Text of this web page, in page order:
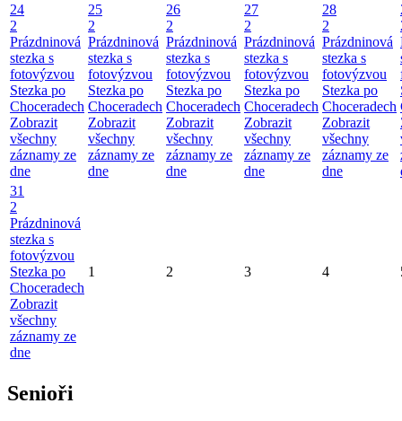
24
2
Prázdninová
stezka s
fotovýzvou
Stezka po
Choceradech
Zobrazit
všechny
záznamy ze
dne
25
2
Prázdninová
stezka s
fotovýzvou
Stezka po
Choceradech
Zobrazit
všechny
záznamy ze
dne
26
2
Prázdninová
stezka s
fotovýzvou
Stezka po
Choceradech
Zobrazit
všechny
záznamy ze
dne
27
2
Prázdninová
stezka s
fotovýzvou
Stezka po
Choceradech
Zobrazit
všechny
záznamy ze
dne
28
2
Prázdninová
stezka s
fotovýzvou
Stezka po
Choceradech
Zobrazit
všechny
záznamy ze
dne
31
2
Prázdninová
stezka s
fotovýzvou
Stezka po
Choceradech
Zobrazit
všechny
záznamy ze
dne
1 2 3 4
Senioři